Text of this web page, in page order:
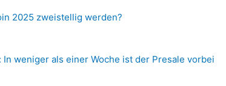
2025 zweistellig werden?
In weniger als einer Woche ist der Presale vorbei